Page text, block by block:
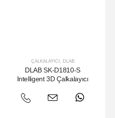
ÇALKALAYICI , DLAB
DLAB SK-D1810-S
Intelligent 3D Çalkalayıcı